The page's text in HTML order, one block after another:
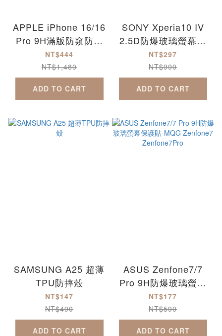
APPLE iPhone 16/16
Pro 9H滿版防窺防爆
玻璃保護貼 iPhone16
iPhone16Pro
iPhone16Plus
iPhone16ProMax
NT$444
NT$1,480
ADD TO CART
SONY Xperia10 IV
2.5D防爆玻璃螢幕保
護貼-滿版 Xperia10IV
NT$297
NT$990
ADD TO CART
SAMSUNG A25 超薄
TPU防摔殼
NT$147
NT$490
ADD TO CART
ASUS Zenfone7/7
Pro 9H防爆玻璃螢幕
保護貼-MQG
Zenfone7
Zenfone7Pro
NT$177
NT$590
ADD TO CART